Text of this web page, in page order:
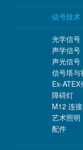
信号技术
光学信号
声学信号
声光信号
信号塔与
Ex-ATEX
障碍灯
M12 连
艺术照明
配件